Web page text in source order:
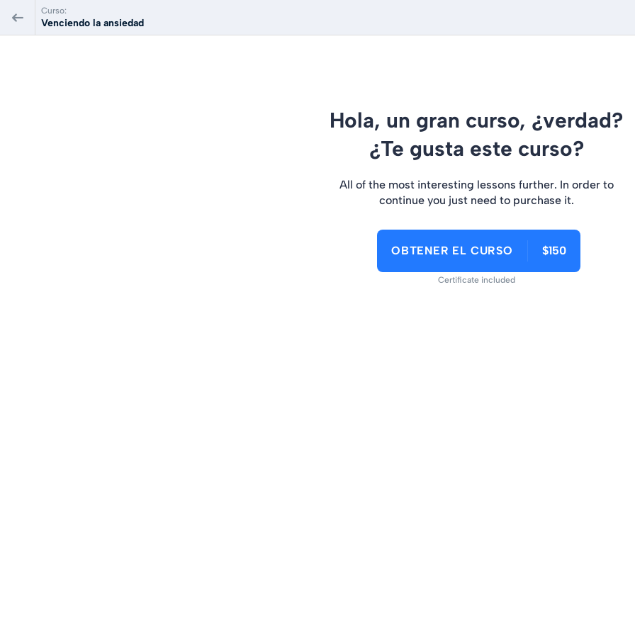
Curso:
Venciendo la ansiedad
Hola, un gran curso, ¿verdad?
¿Te gusta este curso?
All of the most interesting lessons further. In order to
continue you just need to purchase it.
OBTENER EL CURSO $150
Certificate included